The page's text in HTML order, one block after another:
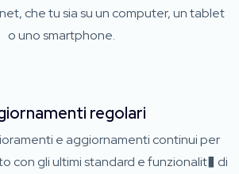
che tu sia su un computer, un tablet
o uno smartphone.
regolari
e aggiornamenti continui per
con gli ultimi standard e funzionalit� di